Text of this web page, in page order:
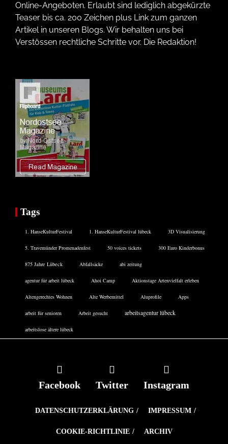
Online-Angeboten. Erlaubt sind lediglich abgekürzte
Teaser bis ca. 200 Zeichen plus Link zum ganzen
Artikel in unseren Blogs. Wir behalten uns bei
Verstössen rechtliche Schritte vor. Die Redaktion!
Tags
1. HanseKulturFestival 1. HanseKulturFestival lübeck 3D Visualisierung
5. Travemünder Promenadenfest 50 voices tickets 300 Euro Kinderbonus
875 Jahre Lübeck Abfallsäcke abi zeitung
agentur für arbeit lübeck Ahoi Camp Aktionstage Artenvielfalt erleben
Altengerechtes Wohnen Alte Werbemittel Aluprofile Apps
arbeit für senioren Arbeit gesucht arbeitsagentur lübeck
arbeitslose ältere lübeck
Facebook Twitter Instagram
DATENSCHUTZERKLÄRUNG IMPRESSUM
COOKIE-RICHTLINIE ARCHIV